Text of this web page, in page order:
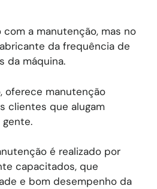
com a manutenção, mas no
da frequência de
da máquina.
oferece manutenção
clientes que alugam
é realizado por
capacitados, que
e bom desempenho da